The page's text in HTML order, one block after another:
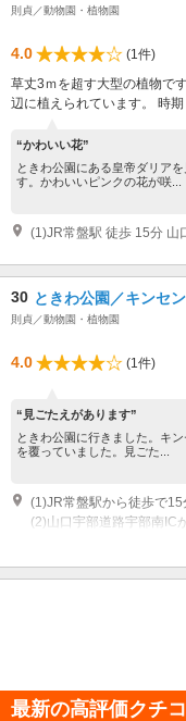
則貞／動物園・植物園
4.0
(1件)
草丈3ｍを超す大型の植物で
辺に植えられています。 時
“かわいい花”
ときわ公園にある皇帝ダリア
す。かわいいピンクの花が咲...
(1)JR常盤駅 徒歩 15分 山
30 ときわ公園／キンセ
則貞／動物園・植物園
4.0 (1件)
“見ごたえがあります”
ときわ公園に行きました。キ
を覆っていました。見ごた...
(1)JR常盤駅から徒歩で15
(2)山口宇部道路宇部南IC
最新の高評価クチコ